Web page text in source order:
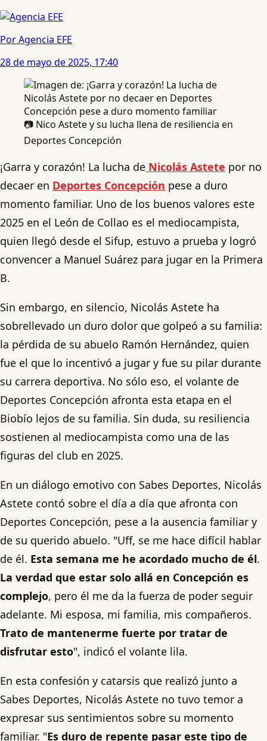
Por Agencia EFE
28 de mayo de 2025, 17:40
📷 Nico Astete y su lucha llena de resiliencia en
Deportes Concepción
¡Garra y corazón! La lucha de Nicolás Astete por no
decaer en Deportes Concepción pese a duro
momento familiar. Uno de los buenos valores este
2025 en el León de Collao es el mediocampista,
quien llegó desde el Sifup, estuvo a prueba y logró
convencer a Manuel Suárez para jugar en la Primera
B.
Sin embargo, en silencio, Nicolás Astete ha
sobrellevado un duro dolor que golpeó a su familia:
la pérdida de su abuelo Ramón Hernández, quien
fue el que lo incentivó a jugar y fue su pilar durante
su carrera deportiva. No sólo eso, el volante de
Deportes Concepción afronta esta etapa en el
Biobío lejos de su familia. Sin duda, su resiliencia
sostienen al mediocampista como una de las
figuras del club en 2025.
En un diálogo emotivo con Sabes Deportes, Nicolás
Astete contó sobre el día a día que afronta con
Deportes Concepción, pese a la ausencia familiar y
de su querido abuelo. "Uff, se me hace difícil hablar
de él. Esta semana me he acordado mucho de él.
La verdad que estar solo allá en Concepción es
complejo, pero él me da la fuerza de poder seguir
adelante. Mi esposa, mi familia, mis compañeros.
Trato de mantenerme fuerte por tratar de
disfrutar esto", indicó el volante lila.
En esta confesión y catarsis que realizó junto a
Sabes Deportes, Nicolás Astete no tuvo temor a
expresar sus sentimientos sobre su momento
familiar. "Es duro de repente pasar este tipo de